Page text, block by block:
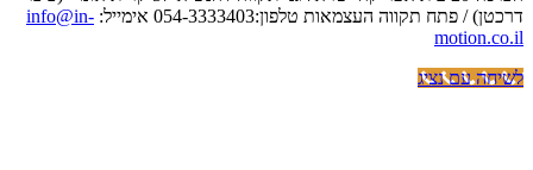
דרכטן) / פתח תקווה העצמאות טלפון:054-3333403 אימייל:
info@in-
motion.co.il
לשיחה עם נציג